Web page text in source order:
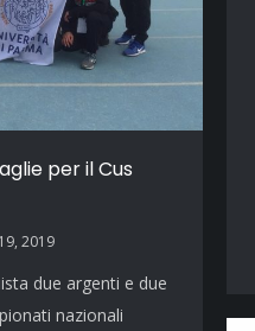
per il Cus
2019
due argenti e due
nazionali